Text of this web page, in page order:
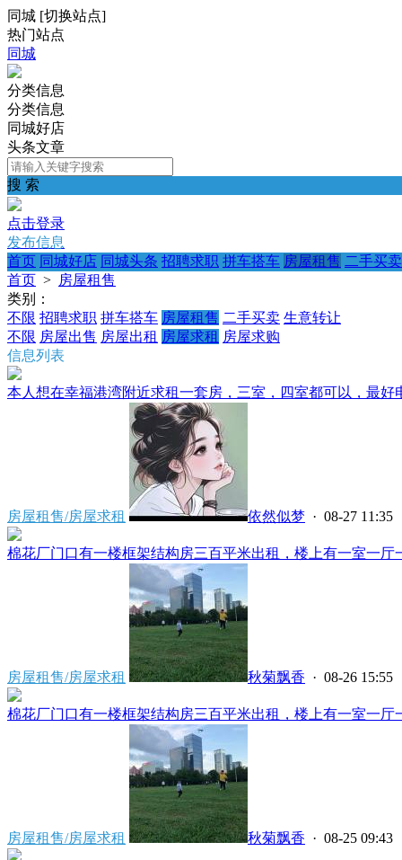
同城 [切换站点]
热门站点
同城
分类信息
分类信息
同城好店
头条文章
搜 索
点击登录
发布信息
首页 同城好店 同城头条 招聘求职 拼车搭车 房屋租售 二手买卖
首页 > 房屋租售
类别：
不限 招聘求职 拼车搭车 房屋租售 二手买卖 生意转让
不限 房屋出售 房屋出租 房屋求租 房屋求购
信息列表
本人想在幸福港湾附近求租一套房，三室，四室都可以，最好
房屋租售/房屋求租 依然似梦 · 08-27 11:35
棉花厂门口有一楼框架结构房三百平米出租，楼上有一室一厅
房屋租售/房屋求租 秋菊飘香 · 08-26 15:55
棉花厂门口有一楼框架结构房三百平米出租，楼上有一室一厅
房屋租售/房屋求租 秋菊飘香 · 08-25 09:43